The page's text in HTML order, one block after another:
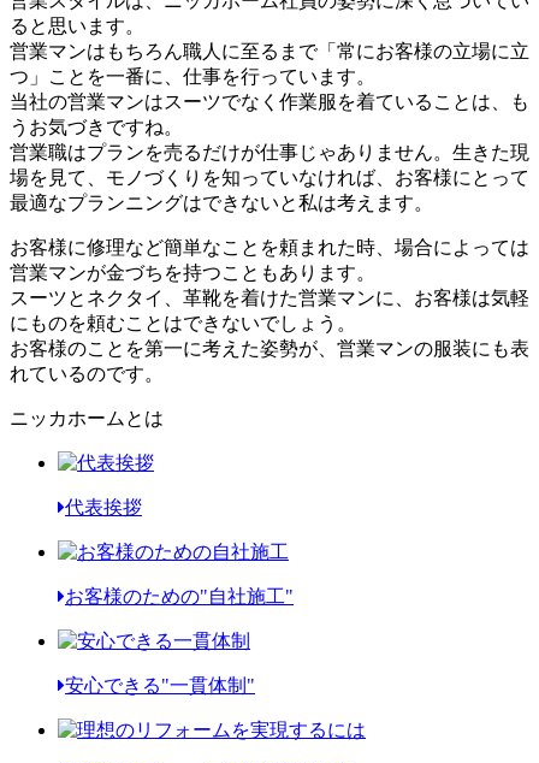
ると思います。
営業マンはもちろん職人に至るまで「常にお客様の立場に立
つ」ことを一番に、仕事を行っています。
当社の営業マンはスーツでなく作業服を着ていることは、も
うお気づきですね。
営業職はプランを売るだけが仕事じゃありません。生きた現
場を見て、モノづくりを知っていなければ、お客様にとって
最適なプランニングはできないと私は考えます。
お客様に修理など簡単なことを頼まれた時、場合によっては
営業マンが金づちを持つこともあります。
スーツとネクタイ、革靴を着けた営業マンに、お客様は気軽
にものを頼むことはできないでしょう。
お客様のことを第一に考えた姿勢が、営業マンの服装にも表
れているのです。
ニッカホームとは
代表挨拶
お客様のための"自社施工"
安心できる"一貫体制"